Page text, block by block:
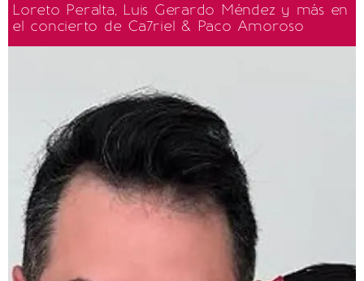
Loreto Peralta, Luis Gerardo Méndez y más en
el concierto de Ca7riel & Paco Amoroso